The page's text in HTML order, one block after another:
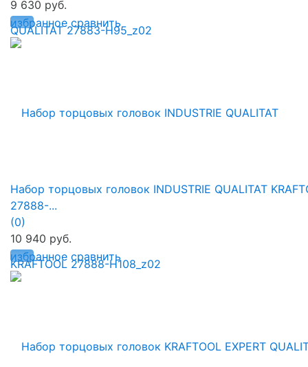
избранное сравнить
9 630 руб.
избранное сравнить
Набор торцовых головок INDUSTRIE QUALITAT
27888-...
(0)
10 940 руб.